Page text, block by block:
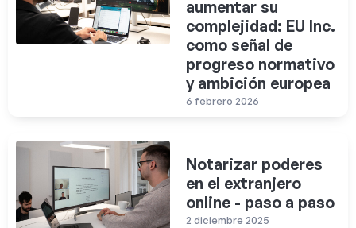
aumentar su
complejidad: EU Inc.
como señal de
progreso normativo
y ambición europea
6 febrero 2026
Notarizar poderes
en el extranjero
online - paso a paso
2 diciembre 2025